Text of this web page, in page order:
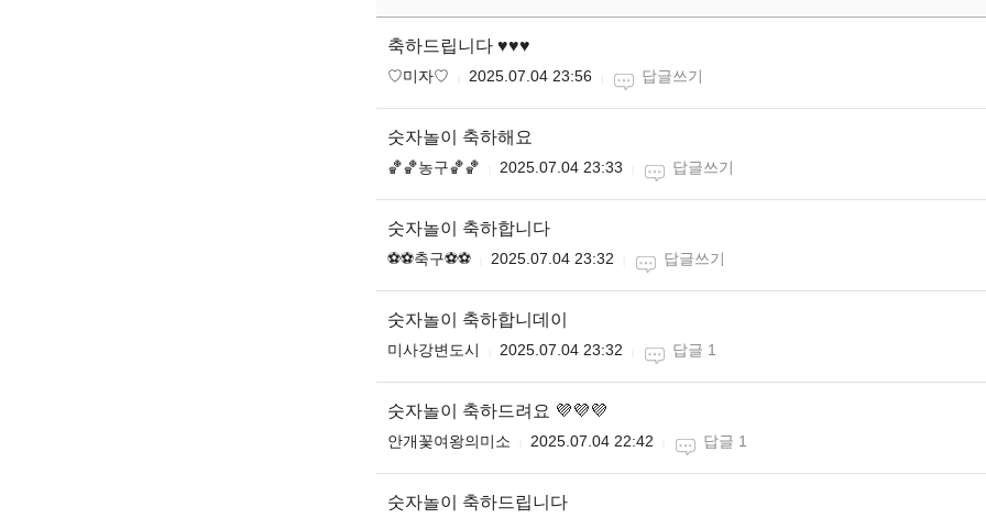
축하드립니다 ♥️♥️♥️
♡미자♡ 2025.07.04 23:56 답글쓰기
숫자놀이 축하해요
🏀🏀농구🏀🏀 2025.07.04 23:33 답글쓰기
숫자놀이 축하합니다
⚽️⚽️축구⚽️⚽️ 2025.07.04 23:32 답글쓰기
숫자놀이 축하합니데이
미사강변도시 2025.07.04 23:32 답글 1
숫자놀이 축하드려요 💜💜💜
안개꽃여왕의미소 2025.07.04 22:42 답글 1
숫자놀이 축하드립니다